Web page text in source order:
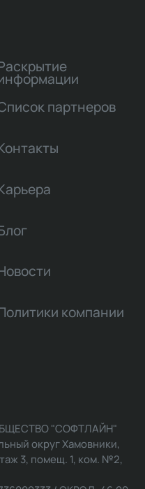
партнеров
компании
"СОФТЛАЙН"
округ Хамовники,
3, помещ. 1, ком. №2,